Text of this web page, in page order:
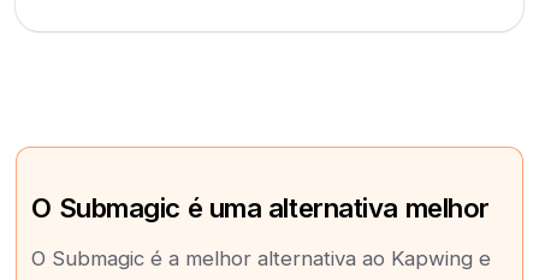
O Submagic é uma alternativa melhor
O Submagic é a melhor alternativa ao Kapwing e